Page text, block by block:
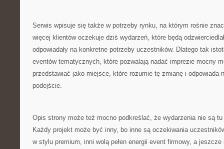
Serwis wpisuje się także w potrzeby rynku, na którym rośnie
więcej klientów oczekuje dziś wydarzeń, które będą
odpowiadały na konkretne potrzeby uczestników. Dlatego tak
eventów tematycznych, które pozwalają nadać imprezie mocny
przedstawiać jako miejsce, które rozumie tę zmianę i odpowiada
podejście.
Opis strony może też mocno podkreślać, że wydarzenia nie są
Każdy projekt może być inny, bo inne są oczekiwania
w stylu premium, inni wolą pełen energii event firmowy, a